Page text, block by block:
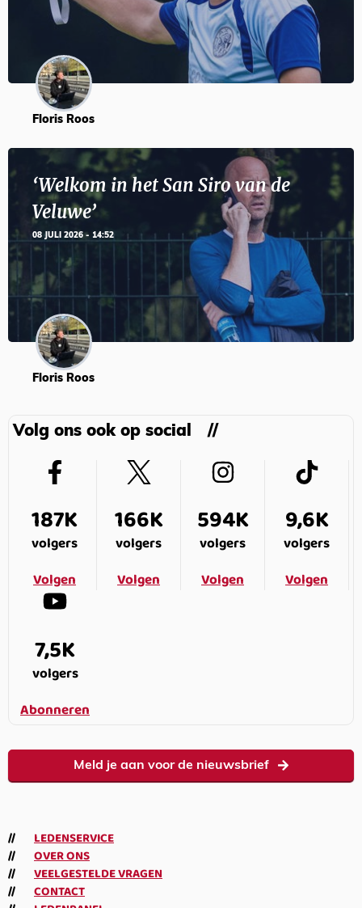
Floris Roos
‘Welkom in het San Siro van de
Veluwe’
08 JULI 2026 - 14:52
Floris Roos
Volg ons ook op social
187K
volgers
Volgen
166K
volgers
Volgen
594K
volgers
Volgen
9,6K
volgers
Volgen
7,5K
volgers
Abonneren
Meld je aan voor de nieuwsbrief
LEDENSERVICE
OVER ONS
VEELGESTELDE VRAGEN
CONTACT